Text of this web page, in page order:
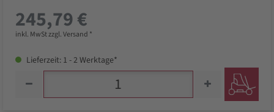
245,79 €
inkl. MwSt zzgl. Versand *
Lieferzeit: 1 - 2 Werktage*